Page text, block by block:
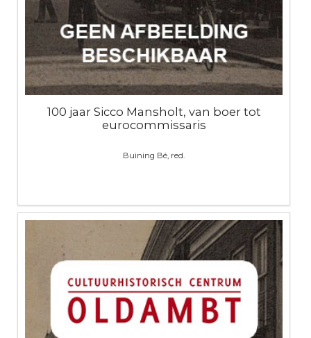
100 jaar Sicco Mansholt, van boer tot
eurocommissaris
Buining Bé, red.